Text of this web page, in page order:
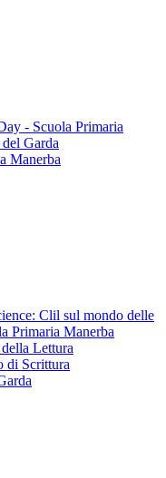
- Scuola Primaria
Garda
Manerba
Clil sul mondo delle
Primaria Manerba
Lettura
di Scrittura